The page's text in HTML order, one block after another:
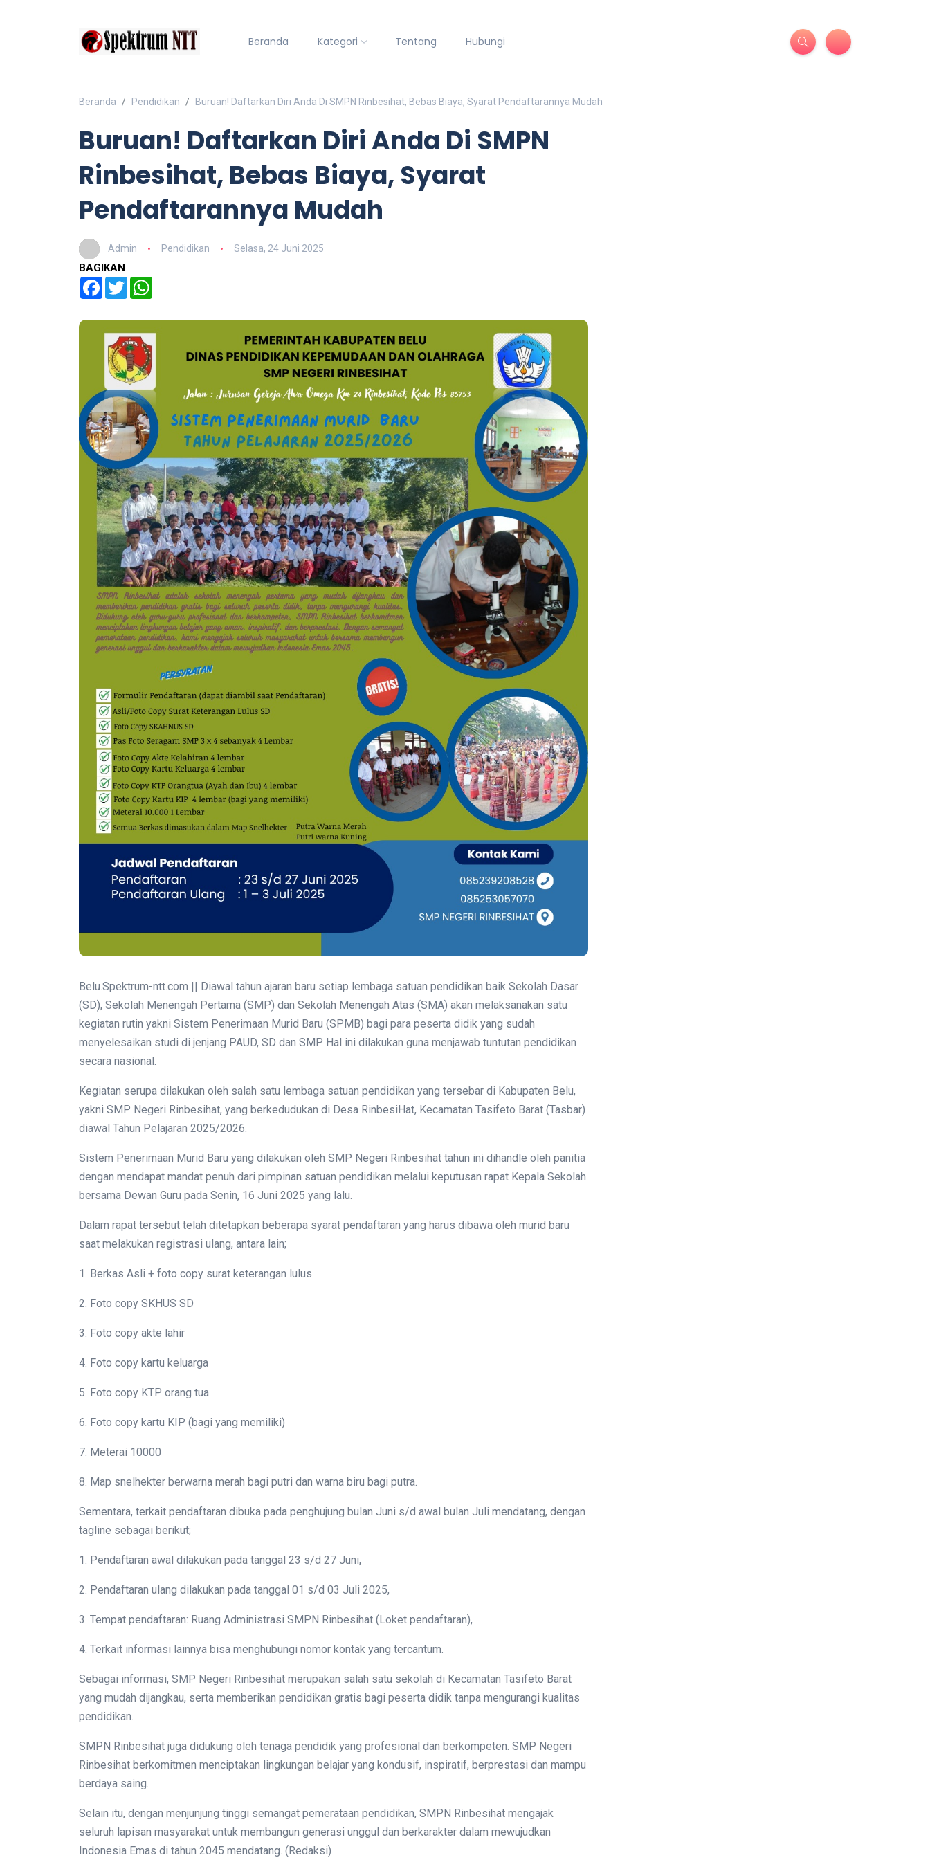
Beranda Kategori Tentang Hubungi
Beranda Pendidikan Buruan! Daftarkan Diri Anda Di SMPN Rinbesihat, Bebas Biaya, Syarat Pendaftarannya Mudah
Buruan! Daftarkan Diri Anda Di SMPN
Rinbesihat, Bebas Biaya, Syarat
Pendaftarannya Mudah
Admin Pendidikan Selasa, 24 Juni 2025
BAGIKAN
Facebook
Twitter
Belu.Spektrum-ntt.com || Diawal tahun ajaran baru setiap lembaga satuan pendidikan baik Sekolah Dasar
(SD), Sekolah Menengah Pertama (SMP) dan Sekolah Menengah Atas (SMA) akan melaksanakan satu
kegiatan rutin yakni Sistem Penerimaan Murid Baru (SPMB) bagi para peserta didik yang sudah
menyelesaikan studi di jenjang PAUD, SD dan SMP. Hal ini dilakukan guna menjawab tuntutan pendidikan
secara nasional.
Kegiatan serupa dilakukan oleh salah satu lembaga satuan pendidikan yang tersebar di Kabupaten Belu,
yakni SMP Negeri Rinbesihat, yang berkedudukan di Desa RinbesiHat, Kecamatan Tasifeto Barat (Tasbar)
diawal Tahun Pelajaran 2025/2026.
Sistem Penerimaan Murid Baru yang dilakukan oleh SMP Negeri Rinbesihat tahun ini dihandle oleh panitia
dengan mendapat mandat penuh dari pimpinan satuan pendidikan melalui keputusan rapat Kepala Sekolah
bersama Dewan Guru pada Senin, 16 Juni 2025 yang lalu.
Dalam rapat tersebut telah ditetapkan beberapa syarat pendaftaran yang harus dibawa oleh murid baru
saat melakukan registrasi ulang, antara lain;
1. Berkas Asli + foto copy surat keterangan lulus
2. Foto copy SKHUS SD
3. Foto copy akte lahir
4. Foto copy kartu keluarga
5. Foto copy KTP orang tua
6. Foto copy kartu KIP (bagi yang memiliki)
7. Meterai 10000
8. Map snelhekter berwarna merah bagi putri dan warna biru bagi putra.
Sementara, terkait pendaftaran dibuka pada penghujung bulan Juni s/d awal bulan Juli mendatang, dengan
tagline sebagai berikut;
1. Pendaftaran awal dilakukan pada tanggal 23 s/d 27 Juni,
2. Pendaftaran ulang dilakukan pada tanggal 01 s/d 03 Juli 2025,
3. Tempat pendaftaran: Ruang Administrasi SMPN Rinbesihat (Loket pendaftaran),
4. Terkait informasi lainnya bisa menghubungi nomor kontak yang tercantum.
Sebagai informasi, SMP Negeri Rinbesihat merupakan salah satu sekolah di Kecamatan Tasifeto Barat
yang mudah dijangkau, serta memberikan pendidikan gratis bagi peserta didik tanpa mengurangi kualitas
pendidikan.
SMPN Rinbesihat juga didukung oleh tenaga pendidik yang profesional dan berkompeten. SMP Negeri
Rinbesihat berkomitmen menciptakan lingkungan belajar yang kondusif, inspiratif, berprestasi dan mampu
berdaya saing.
Selain itu, dengan menjunjung tinggi semangat pemerataan pendidikan, SMPN Rinbesihat mengajak
seluruh lapisan masyarakat untuk membangun generasi unggul dan berkarakter dalam mewujudkan
Indonesia Emas di tahun 2045 mendatang. (Redaksi)